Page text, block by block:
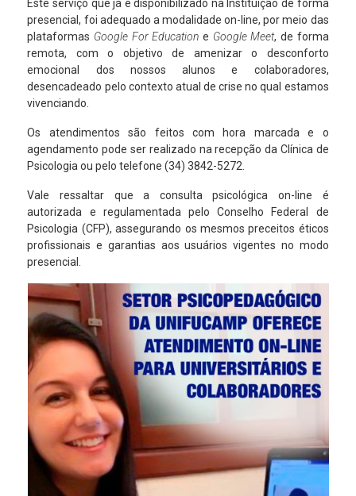
Este serviço que já é disponibilizado na Instituição de forma
presencial, foi adequado a modalidade on-line, por meio das
plataformas Google For Education e Google Meet, de forma
remota, com o objetivo de amenizar o desconforto
emocional dos nossos alunos e colaboradores,
desencadeado pelo contexto atual de crise no qual estamos
vivenciando.
Os atendimentos são feitos com hora marcada e o
agendamento pode ser realizado na recepção da Clínica de
Psicologia ou pelo telefone (34) 3842-5272.
Vale ressaltar que a consulta psicológica on-line é
autorizada e regulamentada pelo Conselho Federal de
Psicologia (CFP), assegurando os mesmos preceitos éticos
profissionais e garantias aos usuários vigentes no modo
presencial.